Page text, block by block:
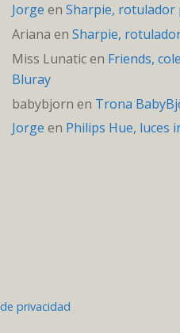
Jorge enSharpie, rotulador
Ariana enSharpie,
Miss Lunaticen Friends,
Bluray
babybjorn en Trona
Jorge en Philips Hue, luces
privacidad